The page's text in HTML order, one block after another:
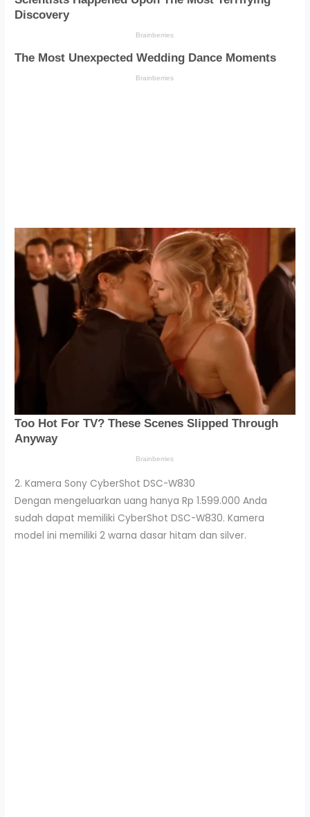
2. Kamera Sony CyberShot DSC-W830
Dengan mengeluarkan uang hanya Rp 1.599.000 Anda
sudah dapat memiliki CyberShot DSC-W830. Kamera
model ini memiliki 2 warna dasar hitam dan silver.